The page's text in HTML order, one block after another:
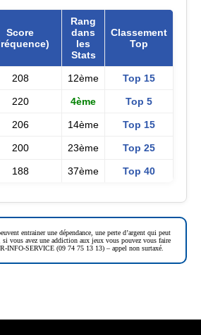
Score
Rang
dans
les
Stats
Classement
Top
208 12ème Top 15
220 4ème Top 5
206 14ème Top 15
200 23ème Top 25
188 37ème Top 40
entrainer une dépendance, une perte d’argent qui peut
vous avez une addiction aux jeux vous pouvez vous faire
INFO-SERVICE (09 74 75 13 13) – appel non surtaxé.